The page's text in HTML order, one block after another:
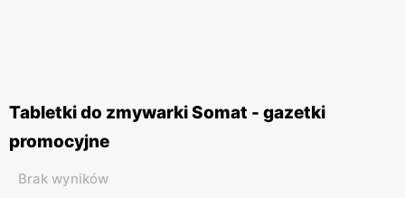
Tabletki do zmywarki Somat - gazetki
promocyjne
Brak wyników